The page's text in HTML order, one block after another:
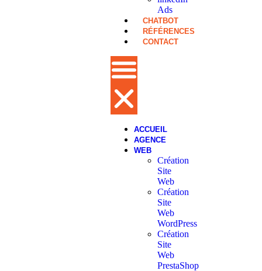
Ads
CHATBOT
RÉFÉRENCES
CONTACT
ACCUEIL
AGENCE
WEB
Création
Site
Web
Création
Site
Web
WordPress
Création
Site
Web
PrestaShop